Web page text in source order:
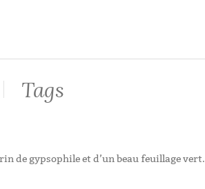
Tags
de gypsophile et d’un beau feuillage vert.